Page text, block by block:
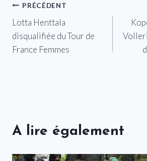
Navigation
de
l’article
PRÉCÉDENT
Lotta Henttala
disqualifiée du Tour de
France Femmes
A lire également